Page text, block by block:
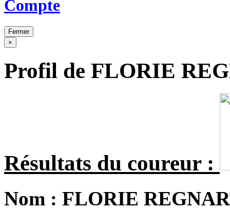
Compte
Fermer
×
Profil de FLORIE
Résultats du coureur :
Nom : FLORIE